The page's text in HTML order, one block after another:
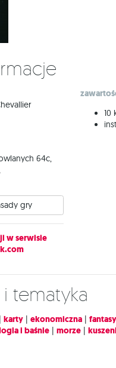
64c,
gry
w serwisie
10
i tematyka
| karty | ekonomiczna | fantasy
i baśnie | morze |